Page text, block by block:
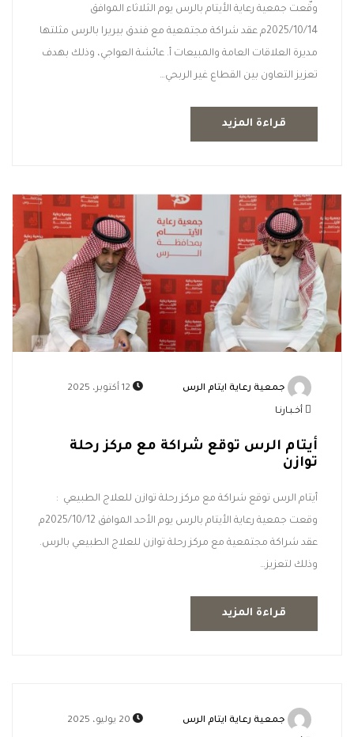
وقّعت جمعية رعاية الأيتام بالرس يوم الثلاثاء الموافق
2025/10/14م عقد شراكة مجتمعية مع فندق بيريرا بالرس مثلتها
مديرة العلاقات العامة والمبيعات أ. عائشة العواجي، وذلك بهدف
تعزيز التعاون بين القطاع غير الربحي…
قراءة المزيد
جمعية رعاية ايتام الرس
أخـبـارنـا
أيتام الرس توقع شراكة مع مركز رحلة
توازن
أيتام الرس توقع شراكة مع مركز رحلة توازن للعلاج الطبيعي :
وقعت جمعية رعاية الأيتام بالرس يوم الأحد الموافق 2025/10/12م
عقد شراكة مجتمعية مع مركز رحلة توازن للعلاج الطبيعي بالرس.
وذلك لتعزيز…
قراءة المزيد
جمعية رعاية ايتام الرس